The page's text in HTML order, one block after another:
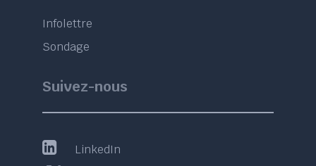
Infolettre
Sondage
Suivez-nous
LinkedIn